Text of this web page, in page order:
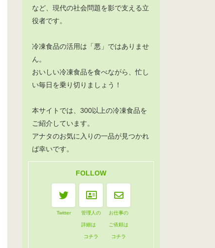
など、現代の社会問題を影で支える立
役者です。
冷凍食品の活用は「悪」ではありませ
ん。
おいしい冷凍食品を食べながら、忙し
い毎日を乗り切りましょう！
本サイトでは、300以上の冷凍食品を
ご紹介しています。
アナタのお気に入りの一品が見つかれ
ば幸いです。
FOLLOW
Twitter 管理人の
詳細は
コチラ
お仕事の
ご依頼は
コチラ